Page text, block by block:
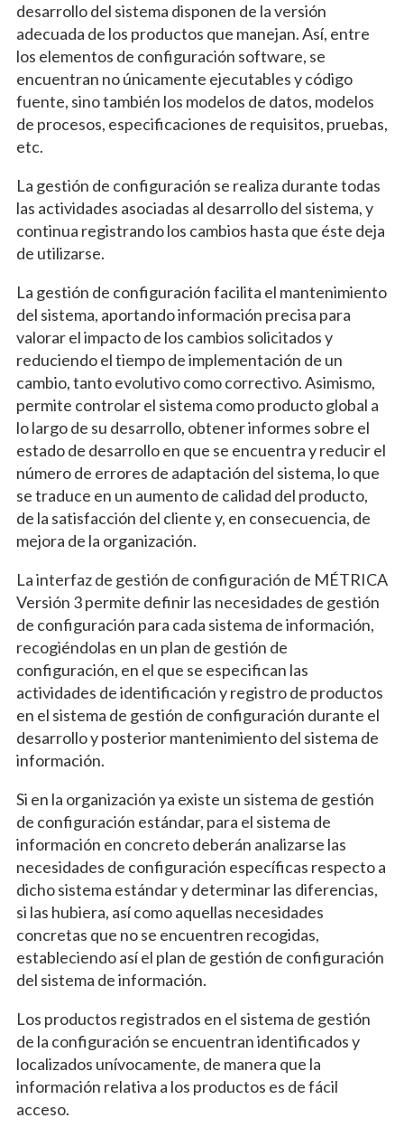
desarrollo del sistema disponen de la versión
adecuada de los productos que manejan. Así, entre
los elementos de configuración software, se
encuentran no únicamente ejecutables y código
fuente, sino también los modelos de datos, modelos
de procesos, especificaciones de requisitos, pruebas,
etc.
La gestión de configuración se realiza durante todas
las actividades asociadas al desarrollo del sistema, y
continua registrando los cambios hasta que éste deja
de utilizarse.
La gestión de configuración facilita el mantenimiento
del sistema, aportando información precisa para
valorar el impacto de los cambios solicitados y
reduciendo el tiempo de implementación de un
cambio, tanto evolutivo como correctivo. Asimismo,
permite controlar el sistema como producto global a
lo largo de su desarrollo, obtener informes sobre el
estado de desarrollo en que se encuentra y reducir el
número de errores de adaptación del sistema, lo que
se traduce en un aumento de calidad del producto,
de la satisfacción del cliente y, en consecuencia, de
mejora de la organización.
La interfaz de gestión de configuración de MÉTRICA
Versión 3 permite definir las necesidades de gestión
de configuración para cada sistema de información,
recogiéndolas en un plan de gestión de
configuración, en el que se especifican las
actividades de identificación y registro de productos
en el sistema de gestión de configuración durante el
desarrollo y posterior mantenimiento del sistema de
información.
Si en la organización ya existe un sistema de gestión
de configuración estándar, para el sistema de
información en concreto deberán analizarse las
necesidades de configuración específicas respecto a
dicho sistema estándar y determinar las diferencias,
si las hubiera, así como aquellas necesidades
concretas que no se encuentren recogidas,
estableciendo así el plan de gestión de configuración
del sistema de información.
Los productos registrados en el sistema de gestión
de la configuración se encuentran identificados y
localizados unívocamente, de manera que la
información relativa a los productos es de fácil
acceso.